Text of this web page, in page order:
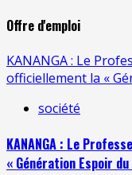
Offre d'emploi
KANANGA : Le
officiellement la «
société
KANANGA : Le
« Génération Espoir du